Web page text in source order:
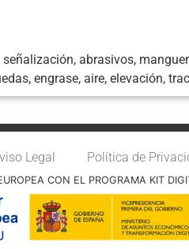
abrasivos,
engrase, aire, elevación,
Legal Política de
CON EL PROGRAMA KIT